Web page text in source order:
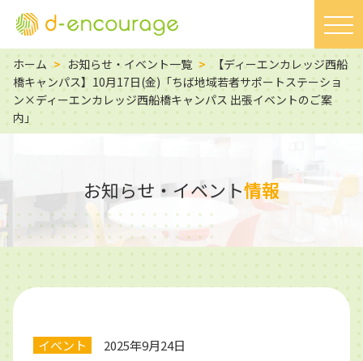
ホーム > お知らせ・イベント一覧 >
【ディーエンカレッジ西船
橋キャンパス】10月17日(金)「ちば地域若者サポートステーショ
ン×ディーエンカレッジ西船橋キャンパス 出張イベントのご案
内」
お知らせ・イベント情報
イベント 2025年9月24日